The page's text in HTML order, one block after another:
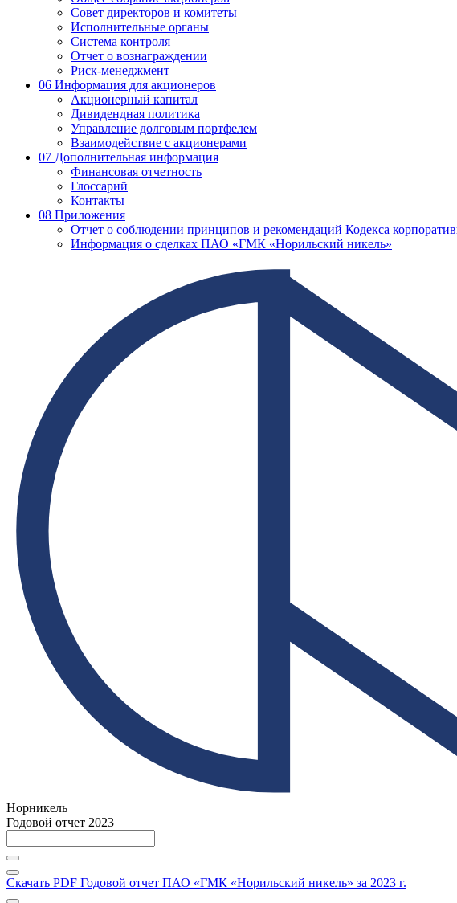
Совет директоров и комитеты
Исполнительные органы
Система контроля
Отчет о вознаграждении
Риск-менеджмент
06 Информация для акционеров
Акционерный капитал
Дивидендная политика
Управление долговым портфелем
Взаимодействие с акционерами
07 Дополнительная информация
Финансовая отчетность
Глоссарий
Контакты
08 Приложения
Отчет о соблюдении принципов и рекомендаций Кодекса
Информация о сделках ПАО «ГМК «Норильский никель»
Норникель
Годовой отчет 2023
Скачать PDF Годовой отчет ПАО «ГМК «Норильский никель» за 2023 г.